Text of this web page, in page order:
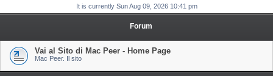
a
It is currently Sun Aug 09, 2026 10:41 pm
Forum
Vai al Sito di Mac Peer - Home Page
Mac Peer. Il sito